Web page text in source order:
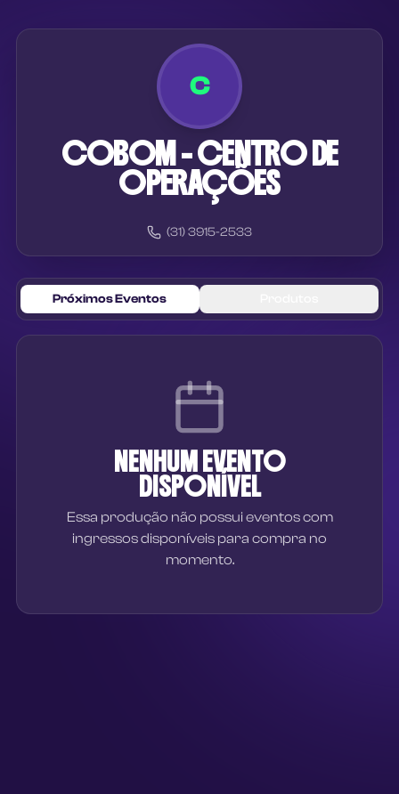
C
COBOM - CENTRO DE
OPERAÇÕES
(31) 3915-2533
Próximos Eventos
NENHUM EVENTO
DISPONÍVEL
Essa produção não possui eventos com
ingressos disponíveis para compra no
momento.